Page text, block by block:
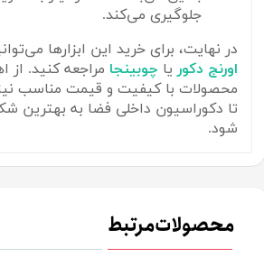
جلوگیری می‌کند.
در نهایت، برای خرید این ابزارها
اورنج دکور یا چوبینجا مراجعه کنید.
محصولات با کیفیت و قیمت مناسب نیز
تا دکوراسیون داخلی فضا به بهترین
شود.
محصولات مرتبط